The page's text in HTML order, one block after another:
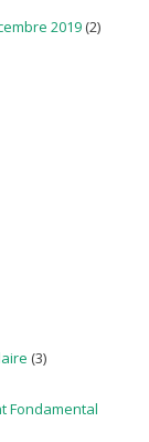
2019 (2)
(3)
Fondamental